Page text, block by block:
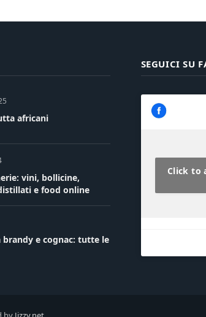
africani
vini, bollicine,
e food online
brandy e cognac: tutte le
SEGUICI SU
Click to